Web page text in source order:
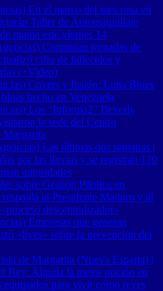
En el marco del mes rosa en
Taller de Automaquillaje
mama este viernes 14
Continúan jornadas de
cifra de fallecidos y
(+Video)
Covers y fusión: Luna Blues
hecho en Venezuela
Los “Informa2” Beverly
la sede del Centro
Margarita
Las últimas dos semanas |
por las lluvias y se registran 120
autoridades
sobre Gestión Pública en
al Presidente Maduro y al
descentralizador»
Empresas que generan
«lives» sobre la prevención del
de Margarita (Nueva Esparta) |
Rey: Alquila la mejor opción en
equipados para vivir como reyes